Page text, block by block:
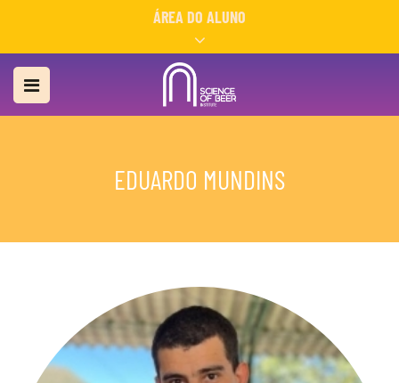
ÁREA DO ALUNO
EDUARDO MUNDINS